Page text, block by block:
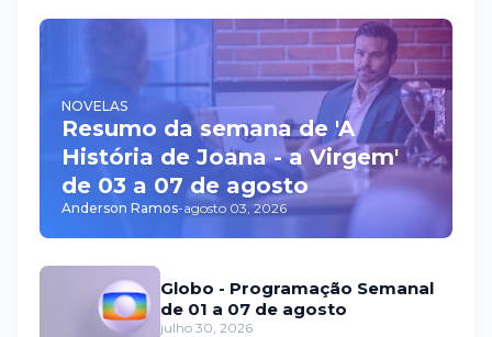
NOVELAS
Resumo da semana de 'A
História de Joana - a Virgem'
de 03 a 07 de agosto
Anderson Ramos-agosto 03, 2026
Globo - Programação Semanal
de 01 a 07 de agosto
julho 30, 2026